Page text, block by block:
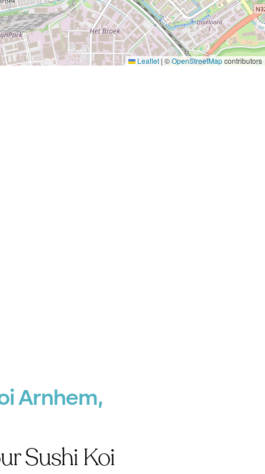
Leaflet | ©OpenStreetMapcontributors
Arnhem,
Sushi Koi